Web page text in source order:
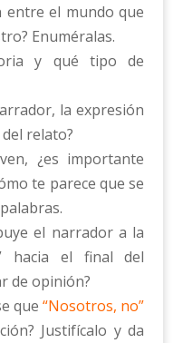
entre el mundo que
Enuméralas.
y qué tipo de
la expresión
relato?
¿es importante
te parece que se
el narrador a la
hacia el final del
de opinión?
que“Nosotros, no”
Justifícalo y da